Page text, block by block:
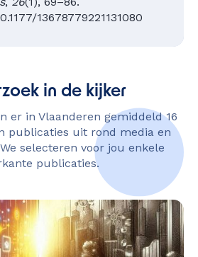
13678779221131080
in de kijker
er in Vlaanderen gemiddeld 16
publicaties uit rond media en
selecteren voor jou enkele
publicaties.